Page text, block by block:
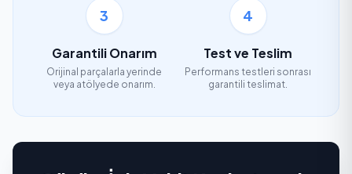
3
Garantili Onarım
Orijinal parçalarla yerinde
veya atölyede onarım.
4
Test ve Teslim
Performans testleri sonrası
garantili teslimat.